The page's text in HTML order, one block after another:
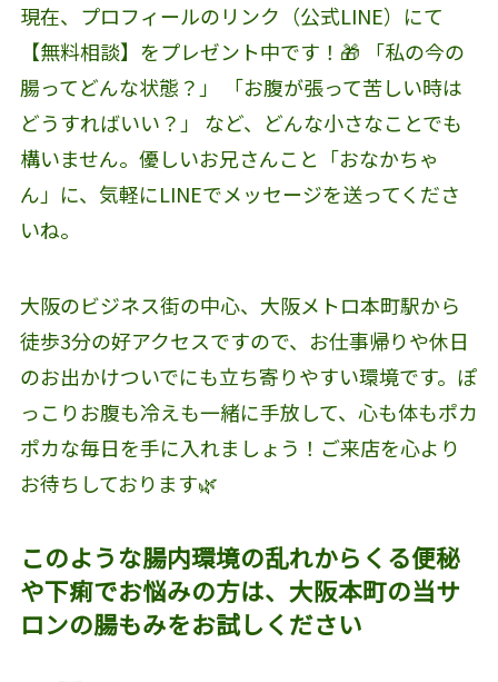
現在、プロフィールのリンク（公式LINE）にて
【無料相談】をプレゼント中です！🎁 「私の今の
腸ってどんな状態？」 「お腹が張って苦しい時は
どうすればいい？」 など、どんな小さなことでも
構いません。優しいお兄さんこと「おなかちゃ
ん」に、気軽にLINEでメッセージを送ってくださ
いね。
大阪のビジネス街の中心、大阪メトロ本町駅から
徒歩3分の好アクセスですので、お仕事帰りや休日
のお出かけついでにも立ち寄りやすい環境です。ぽ
っこりお腹も冷えも一緒に手放して、心も体もポカ
ポカな毎日を手に入れましょう！ご来店を心より
お待ちしております🌿
このような腸内環境の乱れからくる便秘
や下痢でお悩みの方は、大阪本町の当サ
ロンの腸もみをお試しください